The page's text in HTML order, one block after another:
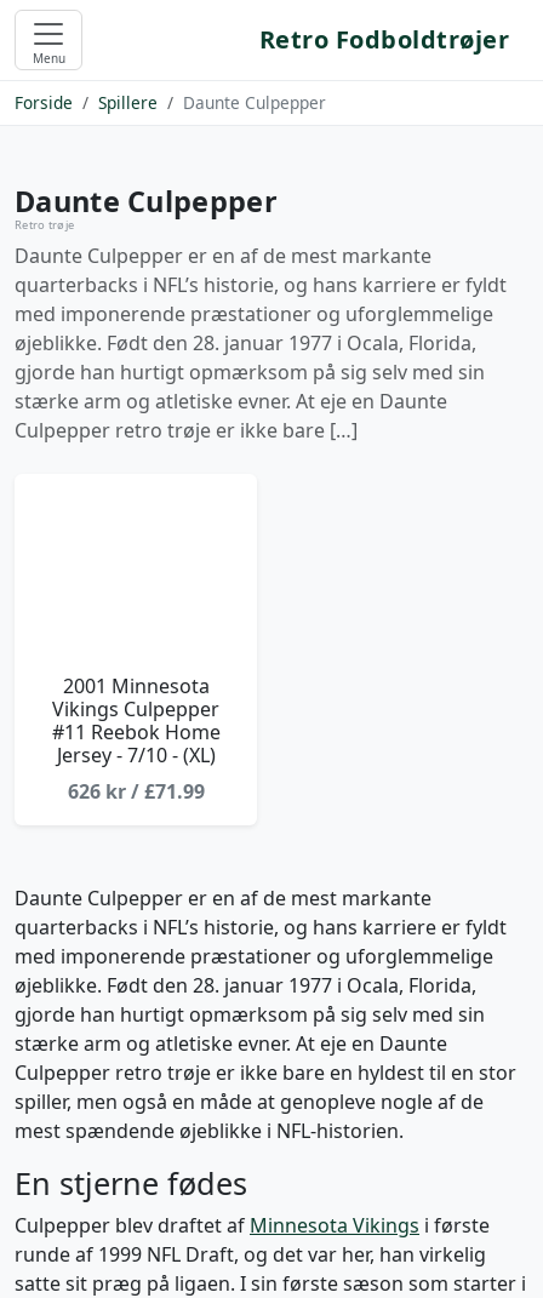
Menu
Retro Fodboldtrøjer
Forside Spillere Daunte Culpepper
Daunte Culpepper
Retro trøje
Daunte Culpepper er en af de mest markante
quarterbacks i NFL’s historie, og hans karriere er fyldt
med imponerende præstationer og uforglemmelige
øjeblikke. Født den 28. januar 1977 i Ocala, Florida,
gjorde han hurtigt opmærksom på sig selv med sin
stærke arm og atletiske evner. At eje en Daunte
Culpepper retro trøje er ikke bare […]
2001 Minnesota
Vikings Culpepper
#11 Reebok Home
Jersey - 7/10 - (XL)
626 kr / £71.99
Daunte Culpepper er en af de mest markante
quarterbacks i NFL’s historie, og hans karriere er fyldt
med imponerende præstationer og uforglemmelige
øjeblikke. Født den 28. januar 1977 i Ocala, Florida,
gjorde han hurtigt opmærksom på sig selv med sin
stærke arm og atletiske evner. At eje en Daunte
Culpepper retro trøje er ikke bare en hyldest til en stor
spiller, men også en måde at genopleve nogle af de
mest spændende øjeblikke i NFL-historien.
En stjerne fødes
Culpepper blev draftet af Minnesota Vikings i første
runde af 1999 NFL Draft, og det var her, han virkelig
satte sit præg på ligaen. I sin første sæson som starter i